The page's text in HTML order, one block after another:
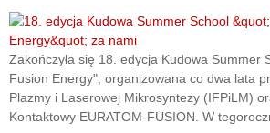
Zakończyła się 18. edycja Kudowa Summer
Fusion Energy", organizowana co dwa lata
Plazmy i Laserowej Mikrosyntezy (IFPiLM)
Kontaktowy EURATOM-FUSION. W